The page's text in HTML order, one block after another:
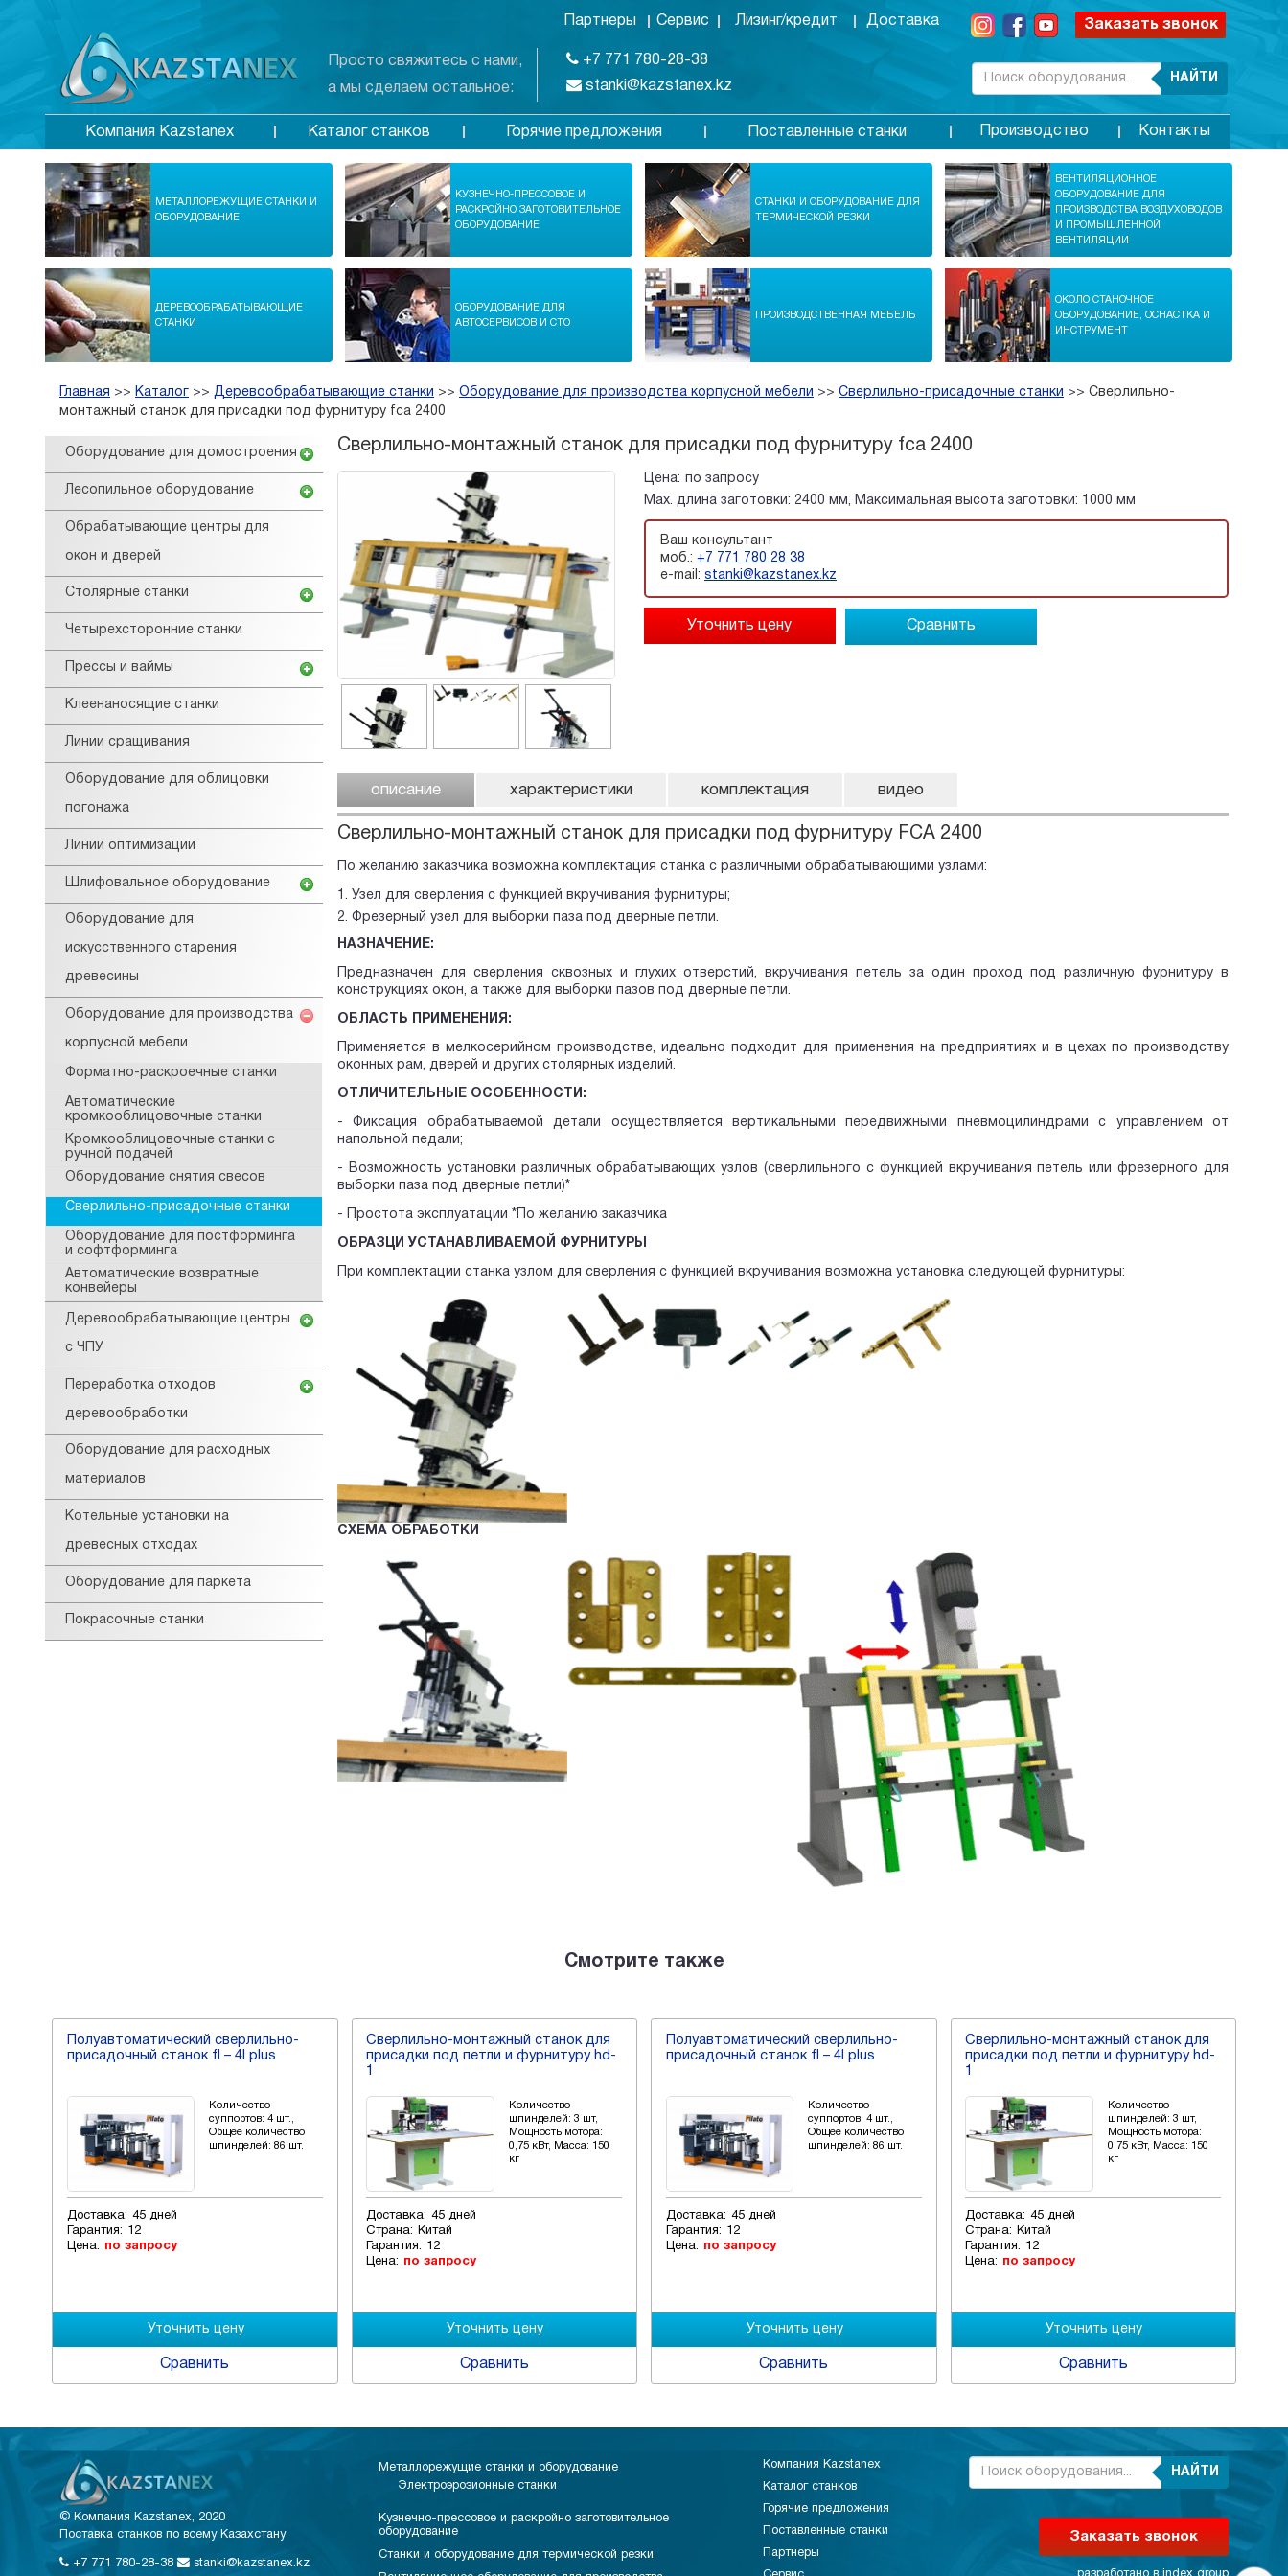
Просто свяжитесь с нами,
а мы сделаем остальное:
Партнеры Сервис Лизинг/кредит Доставка
+7 771 780-28-38
stanki@kazstanex.kz
Заказать звонок
НАЙТИ
Компания Kazstanex Каталог станков Горячие предложения Поставленные станки Производство Контакты
МЕТАЛЛОРЕЖУЩИЕ СТАНКИ И
ОБОРУДОВАНИЕ
КУЗНЕЧНО-ПРЕССОВОЕ И
РАСКРОЙНО ЗАГОТОВИТЕЛЬНОЕ
ОБОРУДОВАНИЕ
СТАНКИ И ОБОРУДОВАНИЕ ДЛЯ
ТЕРМИЧЕСКОЙ РЕЗКИ
ВЕНТИЛЯЦИОННОЕ
ОБОРУДОВАНИЕ ДЛЯ
ПРОИЗВОДСТВА ВОЗДУХОВОДОВ
И ПРОМЫШЛЕННОЙ
ВЕНТИЛЯЦИИ
ДЕРЕВООБРАБАТЫВАЮЩИЕ
СТАНКИ
ОБОРУДОВАНИЕ ДЛЯ
АВТОСЕРВИСОВ И СТО
ПРОИЗВОДСТВЕННАЯ МЕБЕЛЬ
ОКОЛО СТАНОЧНОЕ
ОБОРУДОВАНИЕ, ОСНАСТКА И
ИНСТРУМЕНТ
Главная >> Каталог >> Деревообрабатывающие станки >> Оборудование для производства корпусной мебели >> Сверлильно-присадочные станки >> Сверлильно-
монтажный станок для присадки под фурнитуру fca 2400
Оборудование для домостроения
Лесопильное оборудование
Обрабатывающие центры для
окон и дверей
Столярные станки
Четырехсторонние станки
Прессы и ваймы
Клеенаносящие станки
Линии сращивания
Оборудование для облицовки
погонажа
Линии оптимизации
Шлифовальное оборудование
Оборудование для
искусственного старения
древесины
Оборудование для производства
корпусной мебели
Форматно-раскроечные станки
Автоматические
кромкооблицовочные станки
Кромкооблицовочные станки с
ручной подачей
Оборудование снятия свесов
Сверлильно-присадочные станки
Оборудование для постформинга
и софтформинга
Автоматические возвратные
конвейеры
Деревообрабатывающие центры
с ЧПУ
Переработка отходов
деревообработки
Оборудование для расходных
материалов
Котельные установки на
древесных отходах
Оборудование для паркета
Покрасочные станки
Сверлильно-монтажный станок для присадки под фурнитуру fca 2400
Цена: по запросу
Мах. длина заготовки: 2400 мм, Максимальная высота заготовки: 1000 мм
Ваш консультант
моб.: +7 771 780 28 38
e-mail: stanki@kazstanex.kz
Сравнить
описание характеристики комплектация видео
Сверлильно-монтажный станок для присадки под фурнитуру FCA 2400
По желанию заказчика возможна комплектация станка с различными обрабатывающими узлами:
Узел для сверления с функцией вкручивания фурнитуры;
Фрезерный узел для выборки паза под дверные петли.
НАЗНАЧЕНИЕ:
Предназначен для сверления сквозных и глухих отверстий, вкручивания петель за один проход под различную фурнитуру в
конструкциях окон, а также для выборки пазов под дверные петли.
ОБЛАСТЬ ПРИМЕНЕНИЯ:
Применяется в мелкосерийном производстве, идеально подходит для применения на предприятиях и в цехах по производству
оконных рам, дверей и других столярных изделий.
ОТЛИЧИТЕЛЬНЫЕ ОСОБЕННОСТИ:
- Фиксация обрабатываемой детали осуществляется вертикальными передвижными пневмоцилиндрами с управлением от
напольной педали;
- Возможность установки различных обрабатывающих узлов (сверлильного с функцией вкручивания петель или фрезерного для
выборки паза под дверные петли)*
- Простота эксплуатации *По желанию заказчика
ОБРАЗЦИ УСТАНАВЛИВАЕМОЙ ФУРНИТУРЫ
При комплектации станка узлом для сверления с функцией вкручивания возможна установка следующей фурнитуры:
СХЕМА ОБРАБОТКИ
Смотрите также
Полуавтоматический сверлильно-
присадочный станок fl – 4l plus
Количество
суппортов: 4 шт.,
Общее количество
шпинделей: 86 шт.
Доставка: 45 дней
Гарантия: 12
Цена: по запросу
Сравнить
Сверлильно-монтажный станок для
присадки под петли и фурнитуру hd-
1
Количество
шпинделей: 3 шт,
Мощность мотора:
0,75 кВт, Масса: 150
кг
Доставка: 45 дней
Страна:
Китай
Гарантия: 12
Цена: по запросу
Сравнить
Полуавтоматический сверлильно-
присадочный станок fl – 4l plus
Количество
суппортов: 4 шт.,
Общее количество
шпинделей: 86 шт.
Доставка: 45 дней
Гарантия: 12
Цена: по запросу
Сравнить
Сверлильно-монтажный станок для
присадки под петли и фурнитуру hd-
1
Количество
шпинделей: 3 шт,
Мощность мотора:
0,75 кВт, Масса: 150
кг
Доставка: 45 дней
Страна:
Китай
Гарантия: 12
Цена: по запросу
Сравнить
© Компания Kazstanex, 2020
Поставка станков по всему Казахстану
+7 771 780-28-38 stanki@kazstanex.kz
Металлорежущие станки и оборудование
Электроэрозионные станки
Кузнечно-прессовое и раскройно заготовительное
оборудование
Станки и оборудование для термической резки
Компания Kazstanex
Каталог станков
Горячие предложения
Поставленные станки
Партнеры
НАЙТИ
Заказать звонок